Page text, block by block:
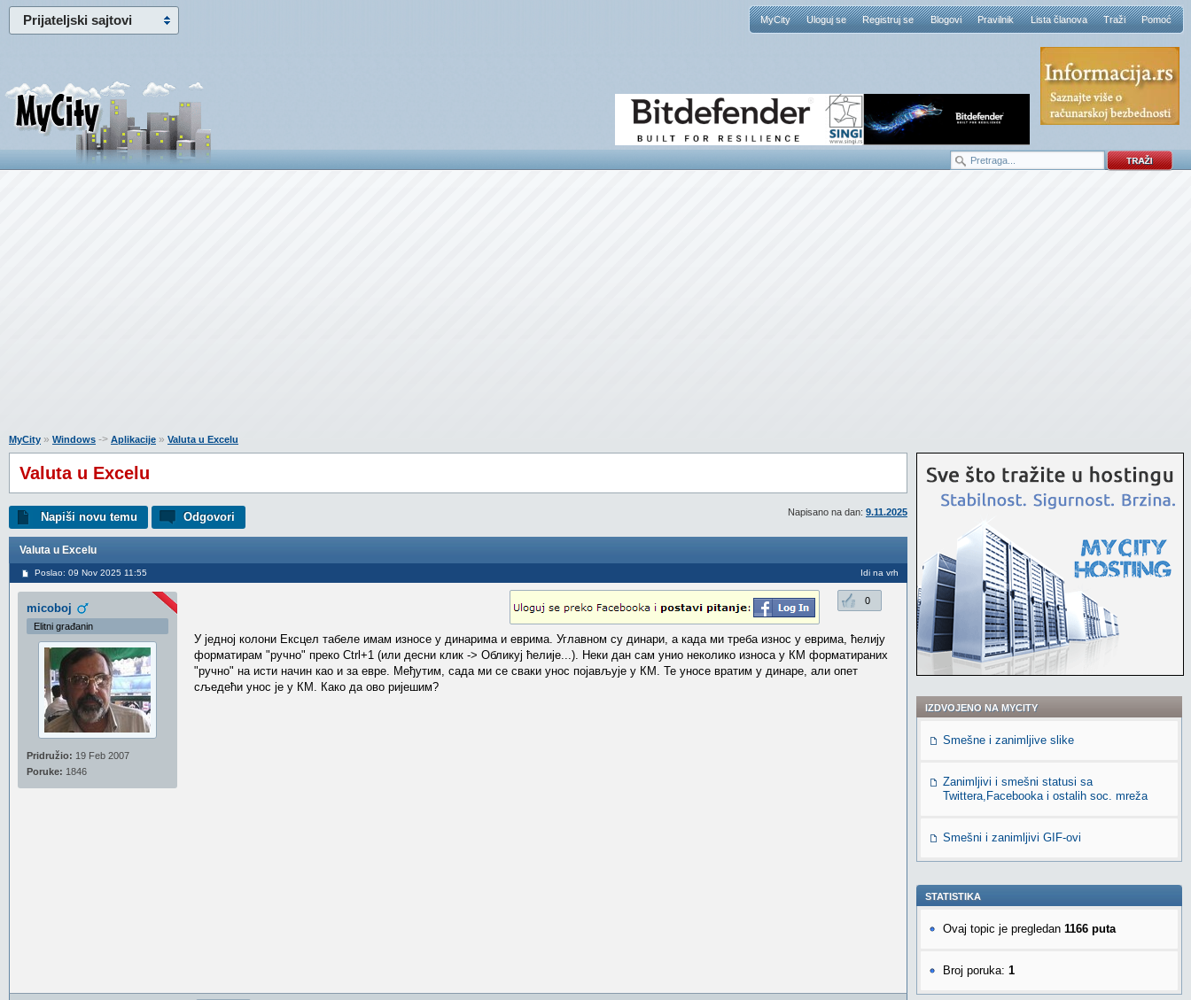
Prijateljski sajtovi MyCity Uloguj se Registruj se Blogovi Pravilnik Lista članova Traži Pomoć
MyCity » Windows -> Aplikacije » Valuta u Excelu
Valuta u Excelu
Napisano na dan: 9.11.2025
Napiši novu temu Odgovori
Valuta u Excelu
Poslao: 09 Nov 2025 11:55 Idi na vrh
micoboj
Elitni građanin
Pridružio: 19 Feb 2007
Poruke: 1846
0
У једној колони Ексцел табеле имам износе у динарима и еврима. Углавном су динари, а када ми треба износ у еврима, ћелију
форматирам "ручно" преко Ctrl+1 (или десни клик -> Обликуј ћелије...). Неки дан сам унио неколико износа у КМ форматираних
"ручно" на исти начин као и за евре. Међутим, сада ми се сваки унос појављује у КМ. Те уносе вратим у динаре, али опет
сљедећи унос је у КМ. Како да ово ријешим?
IZDVOJENO NA MYCITY
Smešne i zanimljive slike
Zanimljivi i smešni statusi sa
Twittera,Facebooka i ostalih soc. mreža
Smešni i zanimljivi GIF-ovi
STATISTIKA
Ovaj topic je pregledan 1166 puta
Broj poruka: 1